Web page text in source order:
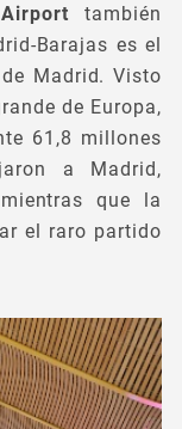
también
Barajas es el
Madrid. Visto
de Europa,
61,8 millones
a Madrid,
que la
el raro partido